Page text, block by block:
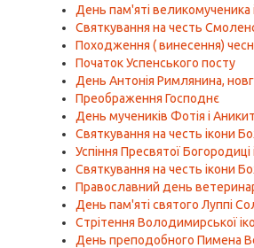
День пам'яті великомученика
Святкування на честь
Походження ( винесення)
Початок Успенського посту
День Антонія Римлянина,
Преображення Господнє
День мучеників Фотія і
Святкування на честь ікони
Успіння Пресвятої Богородиці
Святкування на честь ікони
Православний день
День пам'яті святого Луппі
Стрітення Володимирської
День преподобного Пимена